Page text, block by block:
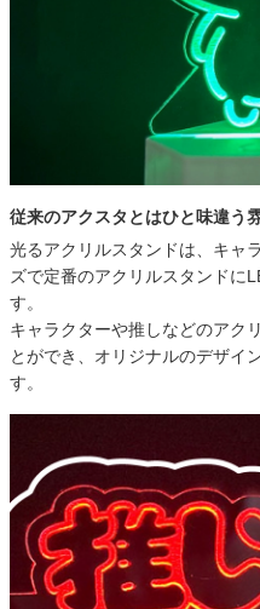
従来のアクスタとはひと味違う
光るアクリルスタンドは、キャ
ズで定番のアクリルスタンドに
す。
キャラクターや推しなどのアク
とができ、オリジナルのデザイ
す。